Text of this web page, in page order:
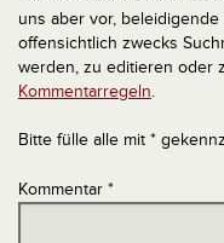
uns aber vor,
offensichtlich zwecks
werden, zu editieren oder
Kommentarregeln.
Bitte fülle alle mit *
Kommentar *